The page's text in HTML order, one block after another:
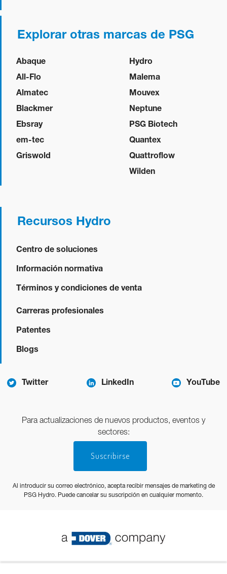
Explorar otras marcas de PSG
Abaque
All-Flo
Almatec
Blackmer
Ebsray
em-tec
Griswold
Hydro
Malema
Mouvex
Neptune
PSG Biotech
Quantex
Quattroflow
Wilden
Recursos Hydro
Centro de soluciones
Información normativa
Términos y condiciones de venta
Carreras profesionales
Patentes
Blogs
Twitter LinkedIn YouTube
Para actualizaciones de nuevos productos, eventos y
sectores:
Suscribirse
Al introducir su correo electrónico, acepta recibir mensajes de marketing de
PSG Hydro. Puede cancelar su suscripción en cualquier momento.